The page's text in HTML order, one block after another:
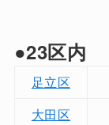
●23区内
足立区
大田区